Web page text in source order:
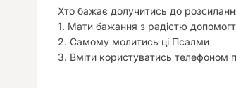
Хто бажає долучитись до
1. Мати бажання з радістю
2. Самому молитись ці Псалми
3. Вміти користуватись телефоном